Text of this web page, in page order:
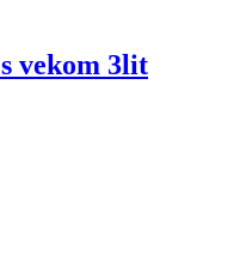
vekom 3lit